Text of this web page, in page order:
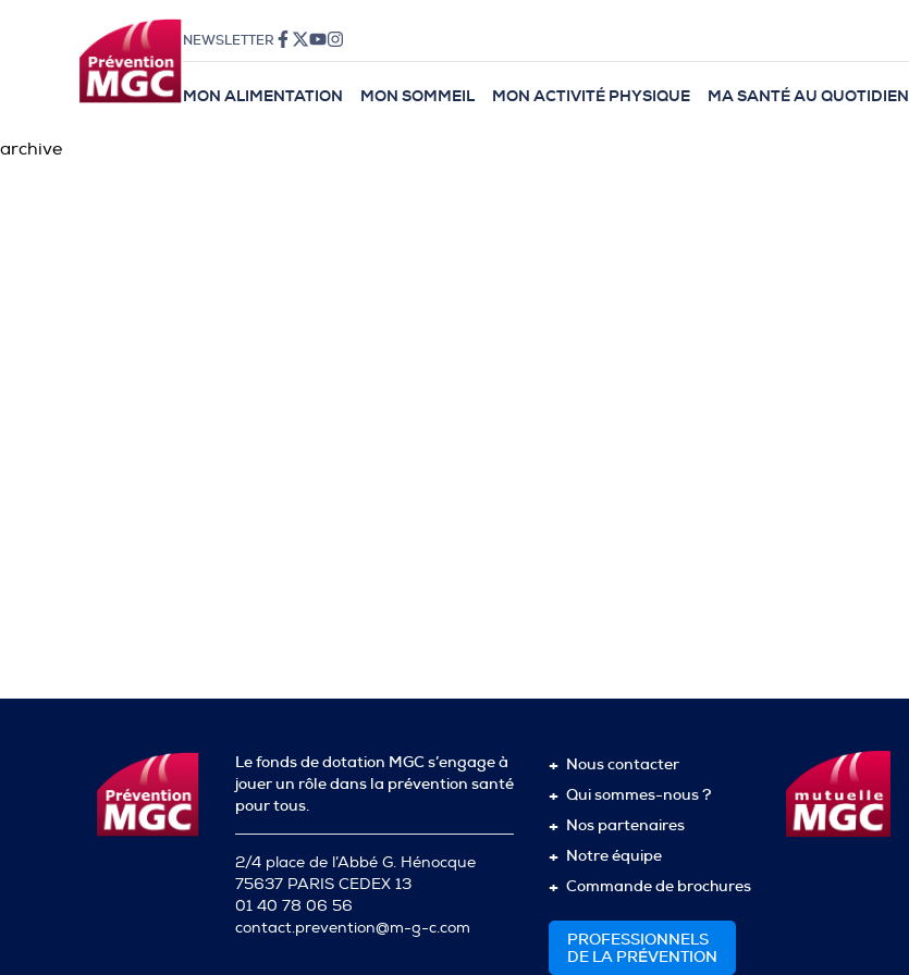
NEWSLETTER
MON ALIMENTATION MON SOMMEIL MON ACTIVITÉ PHYSIQUE MA SANTÉ AU QUOTIDIEN
archive
Le fonds de dotation MGC s’engage à
jouer un rôle dans la prévention santé
pour tous.
2/4 place de l’Abbé G. Hénocque
75637 PARIS CEDEX 13
01 40 78 06 56
contact.prevention@m-g-c.com
Nous contacter
Qui sommes-nous ?
Nos partenaires
Notre équipe
Commande de brochures
PROFESSIONNELS
DE LA PRÉVENTION